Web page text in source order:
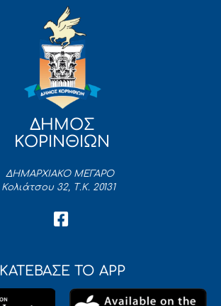
ΔΗΜΟΣ
ΚΟΡΙΝΘΙΩΝ
ΔΗΜΑΡΧΙΑΚΟ ΜΕΓΑΡΟ
Κολιάτσου 32, Τ.Κ. 20131
ΚΑΤΕΒΑΣΕ ΤΟ APP